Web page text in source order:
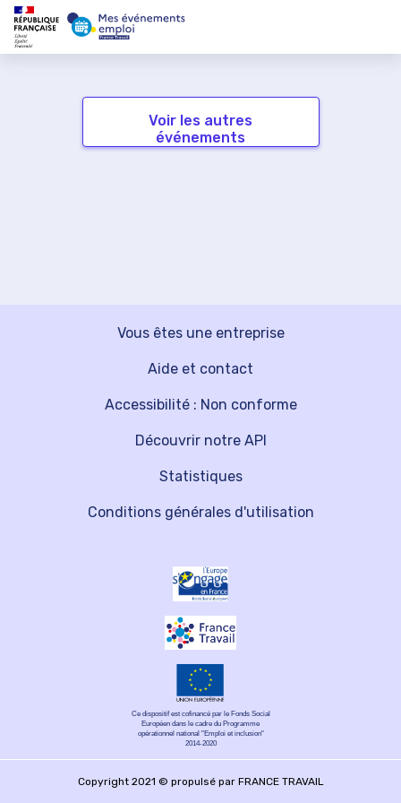
Voir les autres
événements
Vous êtes une entreprise
Découvrir notre API
Aide et contact
Statistiques
Accessibilité : Non conforme
Conditions générales d'utilisation
Ce dispositif est cofinancé par le Fonds Social
Européen dans le cadre du Programme
opérationnel national "Emploi et inclusion"
2014-2020
Copyright 2021 © propulsé par FRANCE TRAVAIL